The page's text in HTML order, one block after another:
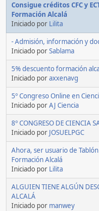
Consigue créditos CFC y
Formación Alcalá
Iniciado por Lilita
- Admisión, información y
Iniciado porSablama
5% descuento formación
Iniciado poraxxenavg
5º Congreso Online en
Iniciado porAJ Ciencia
8º CONGRESO DE CIENCIA
Iniciado por JOSUELPGC
Ahora, ser usuario de
Formación Alcalá
Iniciado por Lilita
ALGUIEN TIENE ALGÚN
ALCALÁ
Iniciado por manwey